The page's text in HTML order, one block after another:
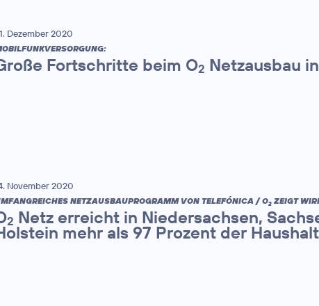
Dezember 2020
Fortschritte beim O2 Netzausbau
November 2020
NETZAUSBAUPROGRAMM VON TELEFÓNICA / O2 ZEIGT
2 Netz erreicht in Niedersachsen,
mehr als 97 Prozent der